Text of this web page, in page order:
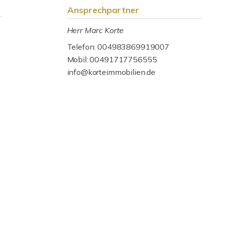
Ansprechpartner
Herr Marc Korte
Telefon: 004983869919007
Mobil: 00491717756555
info@korteimmobilien.de